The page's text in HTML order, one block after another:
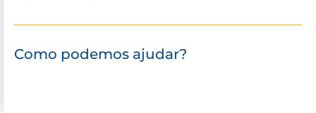
Como podemos ajudar?